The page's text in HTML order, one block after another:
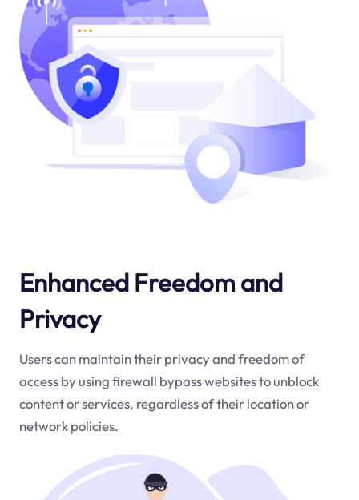
Enhanced Freedom and
Privacy
Users can maintain their privacy and freedom of
access by using firewall bypass websites to unblock
content or services, regardless of their location or
network policies.